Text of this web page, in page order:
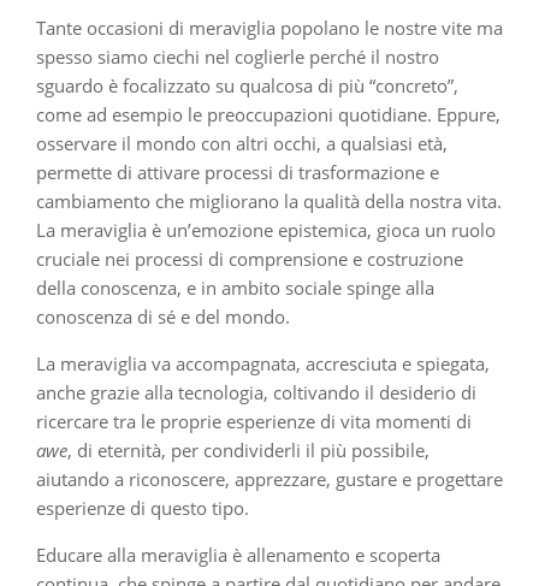
​​Tante occasioni di meraviglia popolano le nostre vite ma
spesso siamo ciechi nel coglierle perché il nostro
sguardo è focalizzato su qualcosa di più “concreto”,
come ad esempio le preoccupazioni quotidiane. Eppure,
osservare il mondo con altri occhi, a qualsiasi età,
permette di attivare processi di trasformazione e
cambiamento che migliorano la qualità della nostra vita.
La meraviglia è un’emozione epistemica, gioca un ruolo
cruciale nei processi di comprensione e costruzione
della conoscenza, e in ambito sociale spinge alla
conoscenza di sé e del mondo.
La meraviglia va accompagnata, accresciuta e spiegata,
anche grazie alla tecnologia, coltivando il desiderio di
ricercare tra le proprie esperienze di vita momenti di
awe, di eternità, per condividerli il più possibile,
aiutando a riconoscere, apprezzare, gustare e progettare
esperienze di questo tipo.
Educare alla meraviglia è allenamento e scoperta